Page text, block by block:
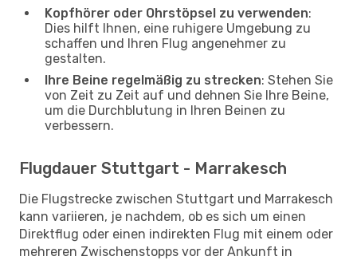
Kopfhörer oder Ohrstöpsel zu verwenden:
Dies hilft Ihnen, eine ruhigere Umgebung zu
schaffen und Ihren Flug angenehmer zu
gestalten.
Ihre Beine regelmäßig zu strecken: Stehen Sie
von Zeit zu Zeit auf und dehnen Sie Ihre Beine,
um die Durchblutung in Ihren Beinen zu
verbessern.
Flugdauer Stuttgart - Marrakesch
Die Flugstrecke zwischen Stuttgart und Marrakesch
kann variieren, je nachdem, ob es sich um einen
Direktflug oder einen indirekten Flug mit einem oder
mehreren Zwischenstopps vor der Ankunft in